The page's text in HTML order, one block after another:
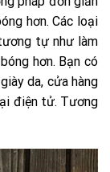
hơn. Các loại
tự như làm
hơn. Bạn có
da, cửa hàng
điện tử. Tương